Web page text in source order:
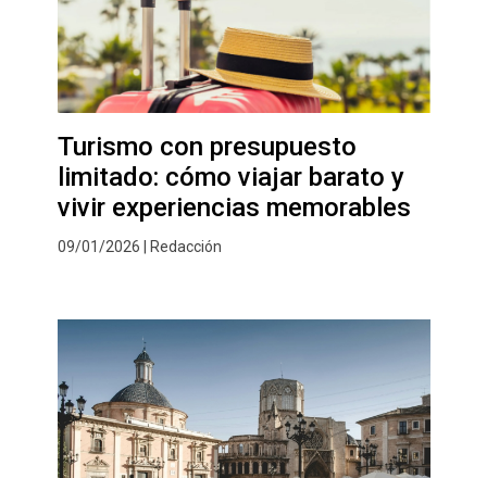
Turismo con presupuesto
limitado: cómo viajar barato y
vivir experiencias memorables
09/01/2026 | Redacción